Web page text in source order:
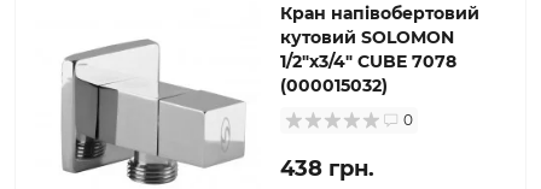
Кран напівобертовий
кутовий SOLOMON
1/2″х3/4″ CUBE 7078
(000015032)
0
438 грн.